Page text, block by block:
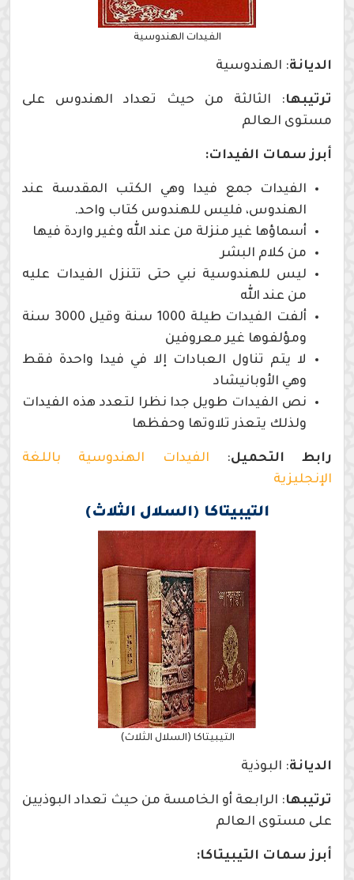
الفيدات الهندوسية
الديانة: الهندوسية
ترتيبها: الثالثة من حيث تعداد الهندوس على
مستوى العالم
أبرز سمات الفيدات:
الفيدات جمع فيدا وهي الكتب المقدسة عند
الهندوس، فليس للهندوس كتاب واحد.
أسماؤها غير منزلة من عند الله وغير واردة فيها
من كلام البشر
ليس للهندوسية نبي حتى تتنزل الفيدات عليه
من عند الله
ألفت الفيدات طيلة 1000 سنة وقيل 3000 سنة
ومؤلفوها غير معروفين
لا يتم تناول العبادات إلا في فيدا واحدة فقط
وهي الأوبانيشاد
نص الفيدات طويل جدا نظرا لتعدد هذه الفيدات
ولذلك يتعذر تلاوتها وحفظها
رابط التحميل: الفيدات الهندوسية باللغة
الإنجليزية
التيبيتاكا (السلال الثلاث)
التيبيتاكا (السلال الثلاث)
الديانة: البوذية
ترتيبها: الرابعة أو الخامسة من حيث تعداد البوذيين
على مستوى العالم
أبرز سمات التيبيتاكا: